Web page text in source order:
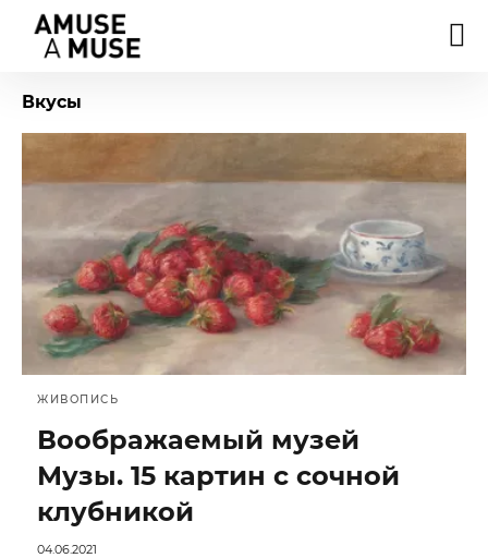
Вкусы
ЖИВОПИСЬ
Воображаемый музей
Музы. 15 картин с сочной
клубникой
04.06.2021